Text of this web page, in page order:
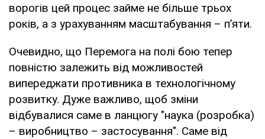
ворогів цей процес займе не більше трьох
років, а з урахуванням масштабування – п’яти.
Очевидно, що Перемога на полі бою тепер
повністю залежить від можливостей
випереджати противника в технологічному
розвитку. Дуже важливо, щоб зміни
відбувалися саме в ланцюгу "наука (розробка)
– виробництво – застосування". Саме від